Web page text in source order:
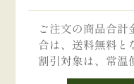
ご注文の商品合計
合は、送料無料と
割引対象は、常温